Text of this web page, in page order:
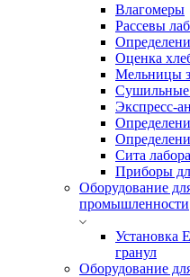
Влагомеры
Рассевы
Оценка
Мельницы
Экспресс-
Сита
Приборы
Оборудование
промышленности
Установка
гранул
Оборудование